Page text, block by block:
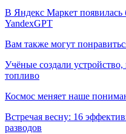
В Яндекс Маркет появилась
YandexGPT
Вам также могут
Учёные создали
топливо
Космос меняет наше
Встречая весну: 16
разводов